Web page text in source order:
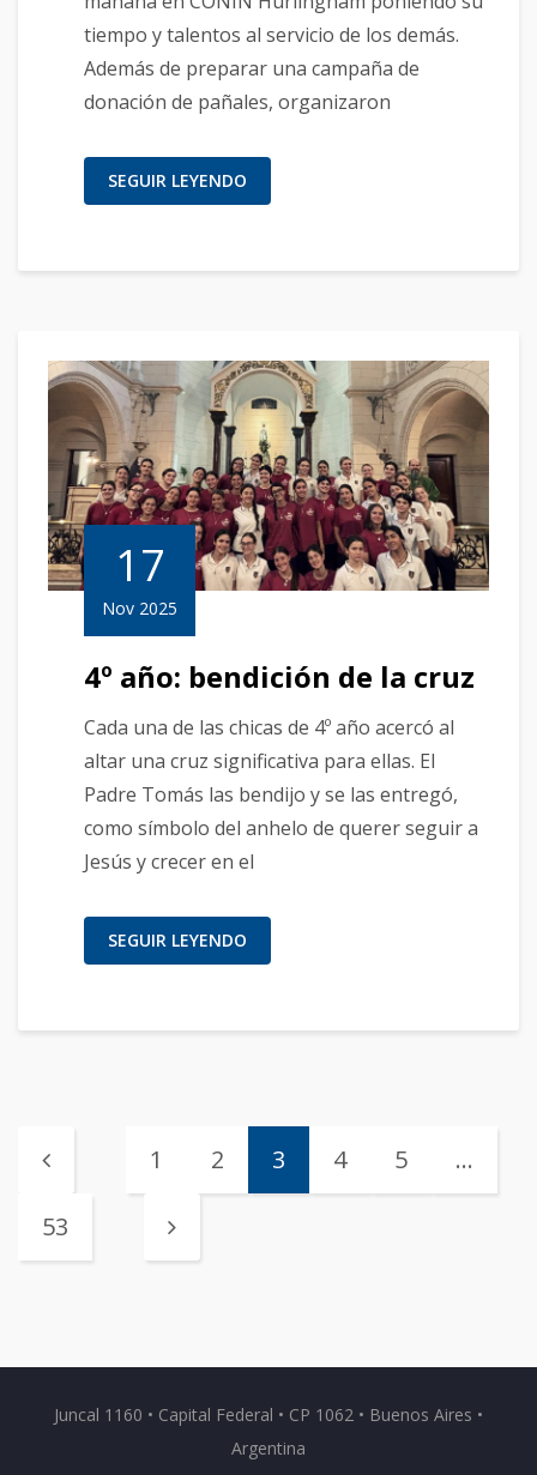
tiempo y talentos al servicio de los demás.
Además de preparar una campaña de
donación de pañales, organizaron
SEGUIR LEYENDO
17
Nov 2025
4º año: bendición de la cruz
Cada una de las chicas de 4º año acercó al
altar una cruz significativa para ellas. El
Padre Tomás las bendijo y se las entregó,
como símbolo del anhelo de querer seguir a
Jesús y crecer en el
SEGUIR LEYENDO
1 2 3 4 5 …
53
Juncal 1160 • Capital Federal • CP 1062 • Buenos Aires •
Argentina